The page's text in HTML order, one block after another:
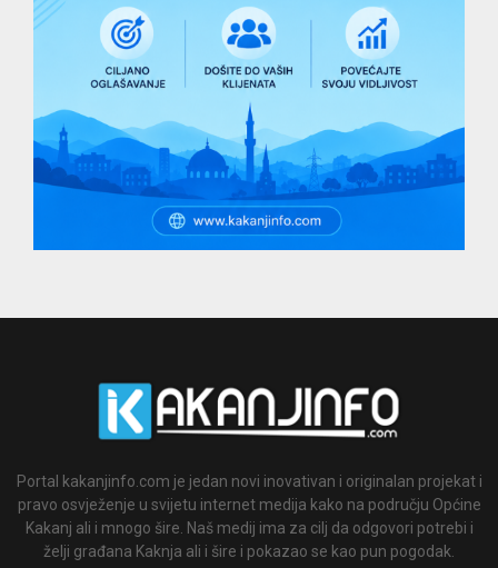
Portal kakanjinfo.com je jedan novi inovativan i originalan projekat i
pravo osvježenje u svijetu internet medija kako na području Općine
Kakanj ali i mnogo šire. Naš medij ima za cilj da odgovori potrebi i
želji građana Kaknja ali i šire i pokazao se kao pun pogodak.